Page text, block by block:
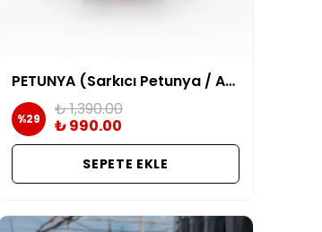
PETUNYA (Sarkıcı Petunya / Askılı Çiçek) | Kırmızı
%29
₺ 1,390.00
₺ 990.00
SEPETE EKLE